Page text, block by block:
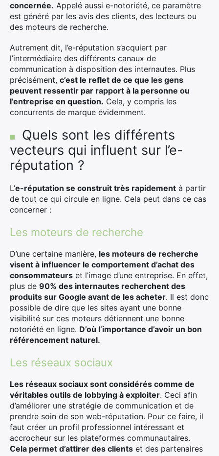
concernée. Appelé aussi e-notoriété, ce paramètre
est généré par les avis des clients, des lecteurs ou
des moteurs de recherche.
Autrement dit, l’e-réputation s’acquiert par
l’intermédiaire des différents canaux de
communication à disposition des internautes. Plus
précisément, c’est le reflet de ce que les gens
peuvent ressentir par rapport à la personne ou
l’entreprise en question. Cela, y compris les
concurrents de marque évidemment.
Quels sont les différents
vecteurs qui influent sur l’e-
réputation ?
L’e-réputation se construit très rapidement à partir
de tout ce qui circule en ligne. Cela peut dans ce cas
concerner :
Les moteurs de recherche
D’une certaine manière, les moteurs de recherche
visent à influencer le comportement d’achat des
consommateurs et l’image d’une entreprise. En effet,
plus de 90% des internautes recherchent des
produits sur Google avant de les acheter. Il est donc
possible de dire que les sites ayant une bonne
visibilité sur ces moteurs détiennent une bonne
notoriété en ligne. D’où l’importance d’avoir un bon
référencement naturel.
Les réseaux sociaux
Les réseaux sociaux sont considérés comme de
véritables outils de lobbying à exploiter. Ceci afin
d’améliorer une stratégie de communication et de
prendre soin de son web-réputation. Pour ce faire, il
faut créer un profil professionnel intéressant et
accrocheur sur les plateformes communautaires.
Cela permet d’attirer des clients et des partenaires